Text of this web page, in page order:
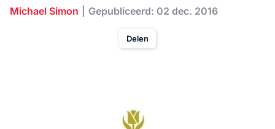
Michael Simon Gepubliceerd: 02 dec. 2016
Delen